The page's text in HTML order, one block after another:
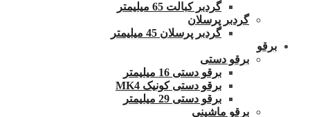
گردبر کبالت 65 میلیمتر
گردبر پرسلان
گردبر پرسلان 45 میلیمتر
برقو
برقو دستی
برقو دستی 16 میلیمتر
برقو دستی کونیک MK4
برقو دستی 29 میلیمتر
برقو ماشینی